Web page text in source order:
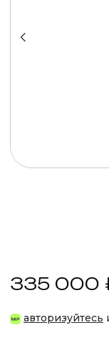
335 000
авторизуйтесь